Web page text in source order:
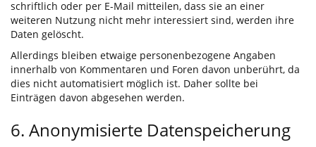
schriftlich oder per E-Mail mitteilen, dass sie an einer
weiteren Nutzung nicht mehr interessiert sind, werden ihre
Daten gelöscht.
Allerdings bleiben etwaige personenbezogene Angaben
innerhalb von Kommentaren und Foren davon unberührt, da
dies nicht automatisiert möglich ist. Daher sollte bei
Einträgen davon abgesehen werden.
6. Anonymisierte Datenspeicherung